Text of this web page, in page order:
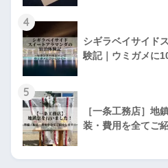
4
シギラベイサイド
験記｜ウミガメに
5
［一条工務店］地
装・費用を全てご